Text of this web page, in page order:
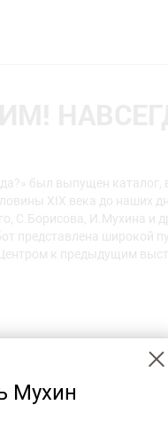
был выпущен каталог,
ХIХ века до наших
С.Борисова, И.Мухина и
представлена широкой
к предыдущим
Мухин